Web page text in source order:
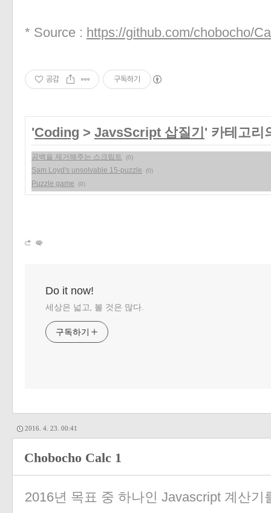
* Source : https://github.com/chobocho/
공감 구독하기
'Coding > JavsScript 삽질기 ' 카테고리
공백을 제거해주는 스크립트 (0)
Sam Loyd's unsolvable 15-puzzle (0)
Puzzle game (0)
Do it now!
세상은 넓고, 볼 것은 많다.
구독하기
2016. 4. 23. 00:41
Chobocho Calc 1
2016년 목표 중 하나인 Javascript 계산기